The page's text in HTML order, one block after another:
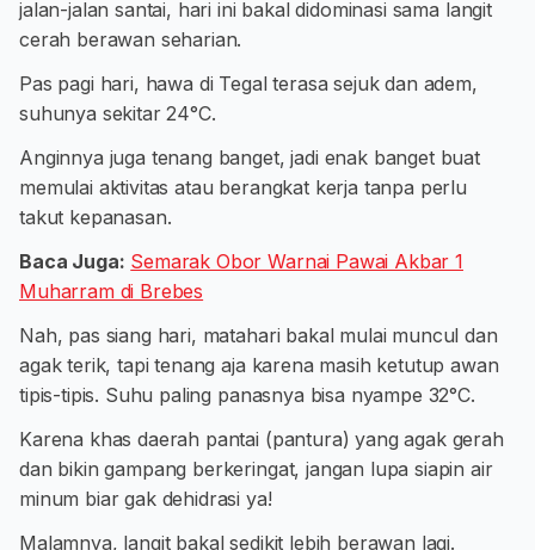
jalan-jalan santai, hari ini bakal didominasi sama langit
cerah berawan seharian.
Pas pagi hari, hawa di Tegal terasa sejuk dan adem,
suhunya sekitar 24°C.
Anginnya juga tenang banget, jadi enak banget buat
memulai aktivitas atau berangkat kerja tanpa perlu
takut kepanasan.
Baca Juga: Semarak Obor Warnai Pawai Akbar 1
Muharram di Brebes
Nah, pas siang hari, matahari bakal mulai muncul dan
agak terik, tapi tenang aja karena masih ketutup awan
tipis-tipis. Suhu paling panasnya bisa nyampe 32°C.
Karena khas daerah pantai (pantura) yang agak gerah
dan bikin gampang berkeringat, jangan lupa siapin air
minum biar gak dehidrasi ya!
Malamnya, langit bakal sedikit lebih berawan lagi.